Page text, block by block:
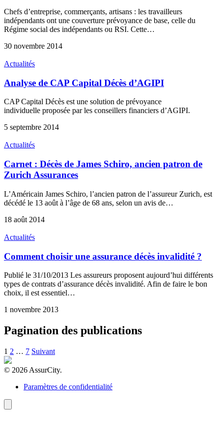
Chefs d’entreprise, commerçants, artisans : les travailleurs
indépendants ont une couverture prévoyance de base, celle du
Régime social des indépendants ou RSI. Cette…
30 novembre 2014
Actualités
Analyse de CAP Capital Décès d’AGIPI
CAP Capital Décès est une solution de prévoyance
individuelle proposée par les conseillers financiers d’AGIPI.
5 septembre 2014
Actualités
Carnet : Décès de James Schiro, ancien patron de
Zurich Assurances
L’Américain James Schiro, l’ancien patron de l’assureur Zurich, est
décédé le 13 août à l’âge de 68 ans, selon un avis de…
18 août 2014
Actualités
Comment choisir une assurance décès invalidité ?
Publié le 31/10/2013 Les assureurs proposent aujourd’hui différents
types de contrats d’assurance décès invalidité. Afin de faire le bon
choix, il est essentiel…
1 novembre 2013
Pagination des publications
1 2 … 7 Suivant
© 2026 AssurCity.
Paramètres de confidentialité